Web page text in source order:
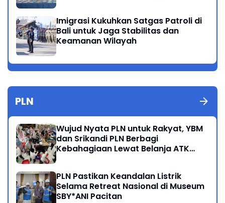
Imigrasi Kukuhkan Satgas Patroli di
Bali untuk Jaga Stabilitas dan
Keamanan Wilayah
PLN
Wujud Nyata PLN untuk Rakyat, YBM
dan Srikandi PLN Berbagi
Kebahagiaan Lewat Belanja ATK
PLN Pastikan Keandalan Listrik
Selama Retreat Nasional di Museum
SBY*ANI Pacitan